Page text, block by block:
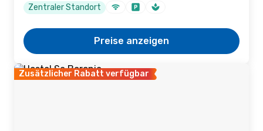
Zentraler Standort
Preise anzeigen
Zusätzlicher Rabatt verfügbar